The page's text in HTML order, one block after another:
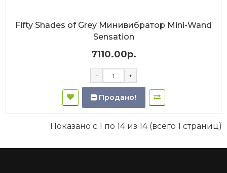
Fifty Shades of Grey Минивибратор Mini-Wand
Sensation
7110.00р.
- +
Продано!
Показано с 1 по 14 из 14 (всего 1 страниц)